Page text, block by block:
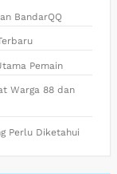
BandarQQ
Pemain
Warga 88 dan
Perlu Diketahui